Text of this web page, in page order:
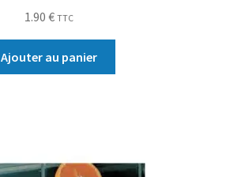
1.90 € TTC
Ajouter au panier